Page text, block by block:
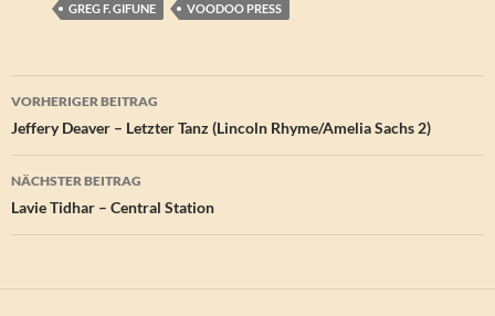
GREG F. GIFUNE VOODOO PRESS
Beitragsnavigation
VORHERIGER BEITRAG
Jeffery Deaver – Letzter Tanz (Lincoln Rhyme/Amelia Sachs 2)
NÄCHSTER BEITRAG
Lavie Tidhar – Central Station